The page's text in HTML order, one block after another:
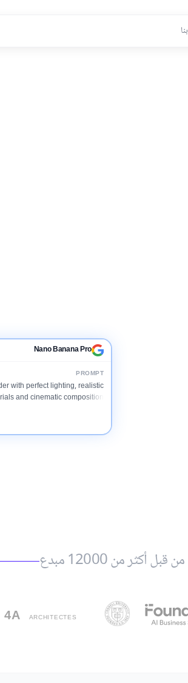
Nano Banana Pro
PROMPT
with perfect lighting, realistic
and cinematic composition...
أكثر من 12000 مبدع